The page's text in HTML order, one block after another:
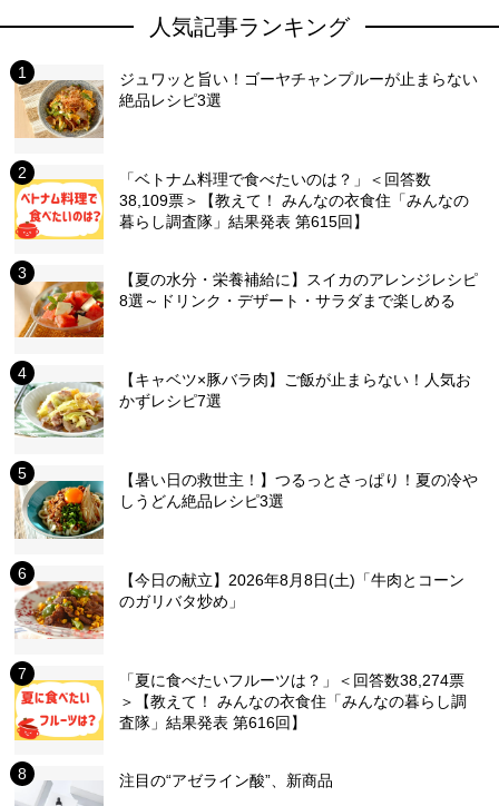
人気記事ランキング
ジュワッと旨い！ゴーヤチャンプルーが止まらない
絶品レシピ3選
「ベトナム料理で食べたいのは？」＜回答数
38,109票＞【教えて！ みんなの衣食住「みんなの
暮らし調査隊」結果発表 第615回】
【夏の水分・栄養補給に】スイカのアレンジレシピ
8選～ドリンク・デザート・サラダまで楽しめる
【キャベツ×豚バラ肉】ご飯が止まらない！人気お
かずレシピ7選
【暑い日の救世主！】つるっとさっぱり！夏の冷や
しうどん絶品レシピ3選
【今日の献立】2026年8月8日(土)「牛肉とコーン
のガリバタ炒め」
「夏に食べたいフルーツは？」＜回答数38,274票
＞【教えて！ みんなの衣食住「みんなの暮らし調
査隊」結果発表 第616回】
注目の“アゼライン酸”、新商品